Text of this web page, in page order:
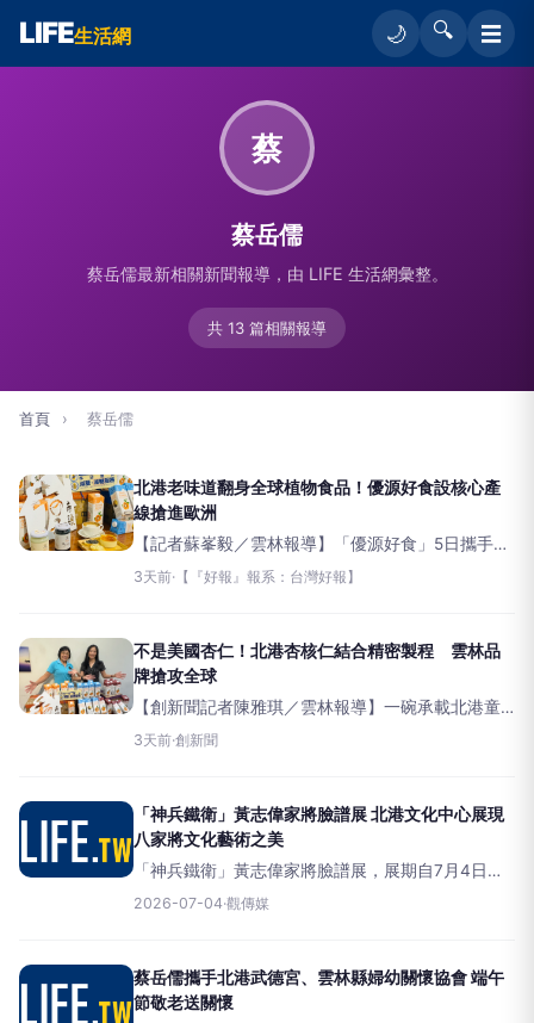
LIFE生活網 🌙 🔍 ☰
蔡
蔡岳儒
蔡岳儒最新相關新聞報導，由 LIFE 生活網彙整。
共 13 篇相關報導
首頁 › 蔡岳儒
北港老味道翻身全球植物食品！優源好食設核心產
線搶進歐洲
【記者蘇峯毅／雲林報導】「優源好食」5日攜手北
港在地咖啡館「手厚商號」舉辦媒體體驗活動，透
北港為核心
3天前· 【『好報』報系：台灣好報】
不是美國杏仁！北港杏核仁結合精密製程 雲林品
牌搶攻全球
【創新聞記者陳雅琪／雲林報導】一碗承載北港童
年記憶的杏仁茶，如今正轉化為布局全球植物性食
（Almond）的原料差異
3天前·創新聞
「神兵鐵衛」黃志偉家將臉譜展 北港文化中心展現
八家將文化藝術之美
「神兵鐵衛」黃志偉家將臉譜展，展期自7月4日至9
月2日在北港文化中心展現八家將文化藝術之美。
2026-07-04·觀傳媒
蔡岳儒攜手北港武德宮、雲林縣婦幼關懷協會 端午
節敬老送關懷